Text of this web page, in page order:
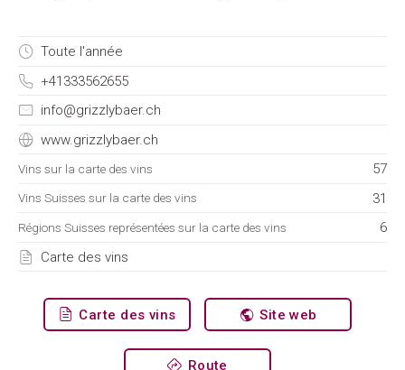
Toute l'année
+41333562655
info@grizzlybaer.ch
www.grizzlybaer.ch
Vins sur la carte des vins 57
Vins Suisses sur la carte des vins 31
Régions Suisses représentées sur la carte des vins
6
Carte des vins
Carte des vins Site web
Route